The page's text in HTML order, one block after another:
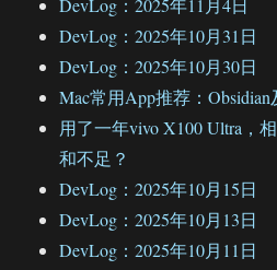
DevLog：2025年11月4日
DevLog：2025年10月31日
DevLog：2025年10月30日
Mac常用App推荐：
用了一年vivo X100 Ultra，
和不足？
DevLog：2025年10月15日
DevLog：2025年10月13日
DevLog：2025年10月11日